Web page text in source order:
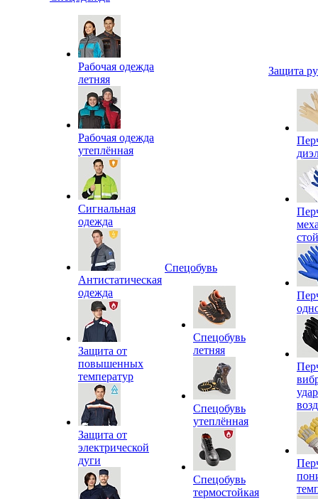
Рабочая одежда
летняя
Рабочая одежда
утеплённая
Сигнальная
одежда
Антистатическая
одежда
Защита от
повышенных
температур
Защита от
электрической
дуги
Спецобувь
Спецобувь
летняя
Спецобувь
утеплённая
Спецобувь
термостойкая
Защита